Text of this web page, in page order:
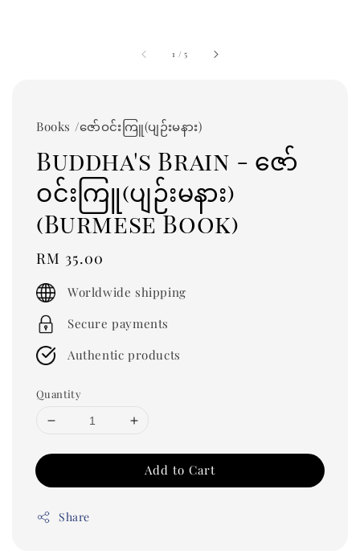
1 /5
Books /ဇော်ဝင်းကြူ(ပျဉ်းမနား)
Buddha's Brain - ဇော်
ဝင်းကြူ(ပျဉ်းမနား)
(Burmese Book)
Regular
price
RM 35.00
Worldwide shipping
Secure payments
Authentic products
Quantity
Add to Cart
Share